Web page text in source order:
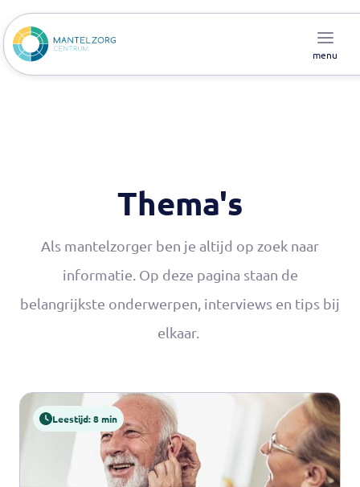
menu
Thema's
Als mantelzorger ben je altijd op zoek naar
informatie. Op deze pagina staan de
belangrijkste onderwerpen, interviews en tips bij
elkaar.
Leestijd: 8 min